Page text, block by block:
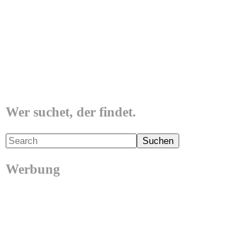
Wer suchet, der findet.
Search
Werbung